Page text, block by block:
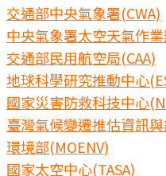
交通部中央氣象署(CWA)
中央氣象署太空天氣作
交通部民用航空局(CAA)
地球科學研究推動中心
國家災害防救科技中心
臺灣氣候變遷推估資訊
環境部(MOENV)
國家太空中心(TASA)